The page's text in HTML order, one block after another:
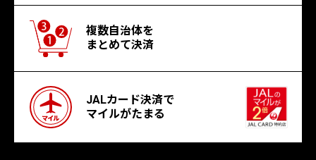
複数自治体を
まとめて決済
JALカード決済で
マイルがたまる